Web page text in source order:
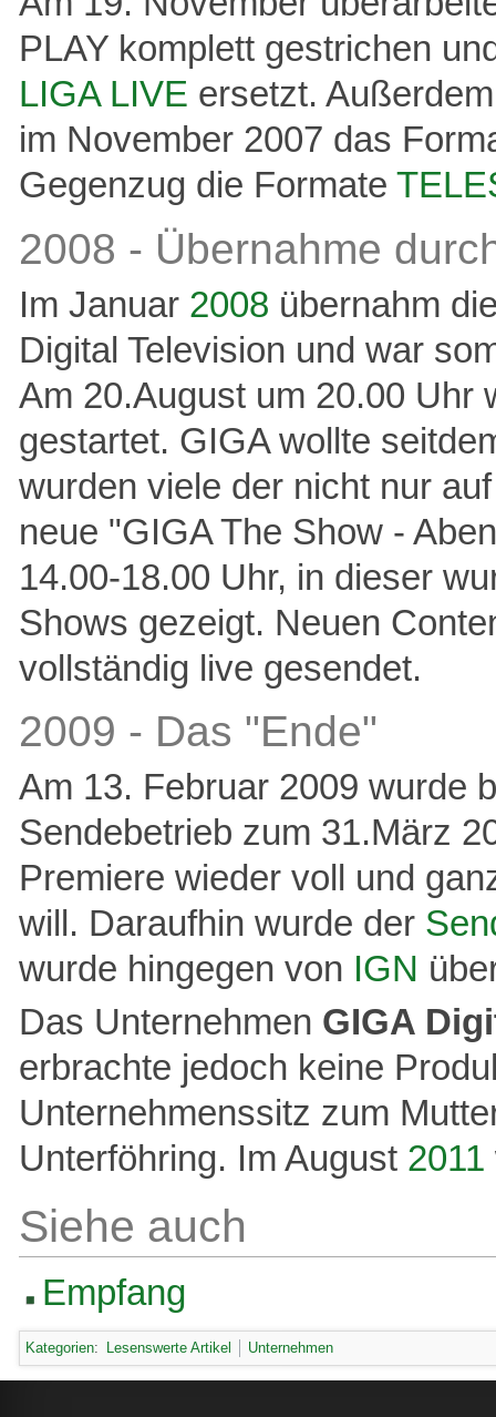
PLAY komplett gestrichen
LIGA LIVE ersetzt.
im November 2007 das
Gegenzug die Formate
2008 - Übernahme
Im Januar 2008 übernahm
Digital Television und war
Am 20.August um 20.00 Uhr
gestartet. GIGA wollte
wurden viele der nicht nur
neue "GIGA The Show -
14.00-18.00 Uhr, in dieser
Shows gezeigt. Neuen
vollständig live gesendet.
2009 - Das "Ende"
Am 13. Februar 2009 wurde
Sendebetrieb zum 31.März
Premiere wieder voll und
will. Daraufhin wurde der
wurde hingegen von IGN
Das Unternehmen GIGA
erbrachte jedoch keine
Unternehmenssitz zum
Unterföhring. Im August 2011
Siehe auch
Empfang
Kategorien: Lesenswerte Artikel Unternehmen